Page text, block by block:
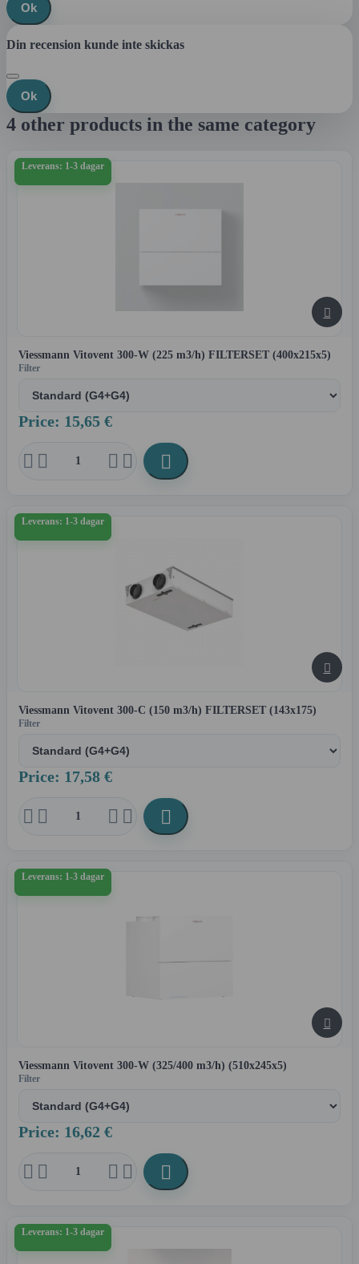
Ok
Din recension kunde inte skickas
Ok
4 other products in the same category
Leverans: 1-3 dagar

Viessmann Vitovent 300-W (225 m3/h) FILTERSET (400x215x5)
Filter
Price: 15,65 €
    
Leverans: 1-3 dagar

Viessmann Vitovent 300-C (150 m3/h) FILTERSET (143x175)
Filter
Price: 17,58 €
    
Leverans: 1-3 dagar

Viessmann Vitovent 300-W (325/400 m3/h) (510x245x5)
Filter
Price: 16,62 €
    
Leverans: 1-3 dagar